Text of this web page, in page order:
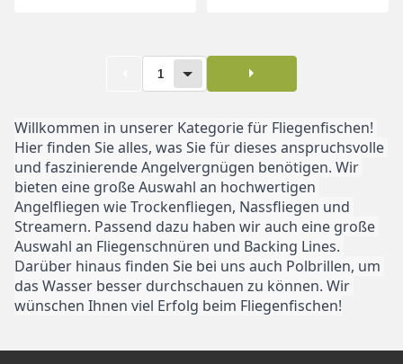
1
Willkommen in unserer Kategorie für Fliegenfischen!
Hier finden Sie alles, was Sie für dieses anspruchsvolle
und faszinierende Angelvergnügen benötigen. Wir
bieten eine große Auswahl an hochwertigen
Angelfliegen wie Trockenfliegen, Nassfliegen und
Streamern. Passend dazu haben wir auch eine große
Auswahl an Fliegenschnüren und Backing Lines.
Darüber hinaus finden Sie bei uns auch Polbrillen, um
das Wasser besser durchschauen zu können. Wir
wünschen Ihnen viel Erfolg beim Fliegenfischen!